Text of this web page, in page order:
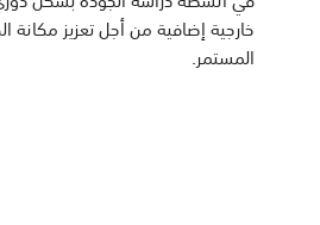
خارجية إضافية من أجل تعزيز مكانة
المستمر.